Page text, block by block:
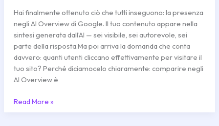
Hai finalmente ottenuto ciò che tutti inseguono: la presenza
negli AI Overview di Google. Il tuo contenuto appare nella
sintesi generata dall’AI — sei visibile, sei autorevole, sei
parte della risposta.Ma poi arriva la domanda che conta
davvero: quanti utenti cliccano effettivamente per visitare il
tuo sito? Perché diciamocelo chiaramente: comparire negli
AI Overview è
Come
Misurare
i
Click
Reali
Read More »